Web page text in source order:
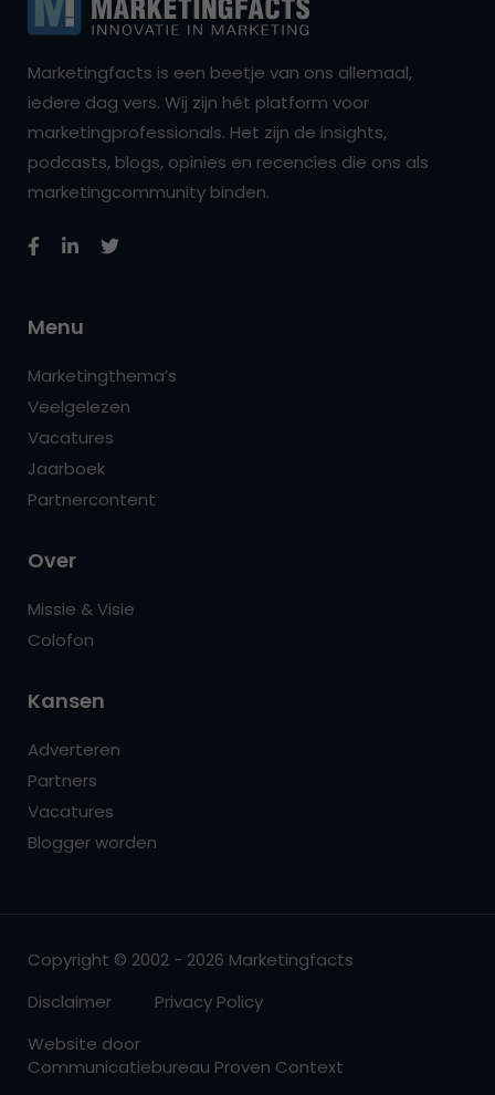
Marketingfacts is een beetje van ons allemaal,
iedere dag vers. Wij zijn hét platform voor
marketingprofessionals. Het zijn de insights,
podcasts, blogs, opinies en recencies die ons als
marketingcommunity binden.
Menu
Marketingthema’s
Veelgelezen
Vacatures
Jaarboek
Partnercontent
Over
Missie & Visie
Colofon
Kansen
Adverteren
Partners
Vacatures
Blogger worden
Copyright © 2002 - 2026 Marketingfacts
Disclaimer
Privacy Policy
Website door
Communicatiebureau Proven Context